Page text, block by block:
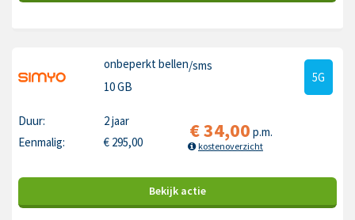
onbeperkt bellen/sms
10 GB
5G
Duur:
2 jaar
Eenmalig:
€ 295,00 €34,00 p.m.
kostenoverzicht
Bekijk actie